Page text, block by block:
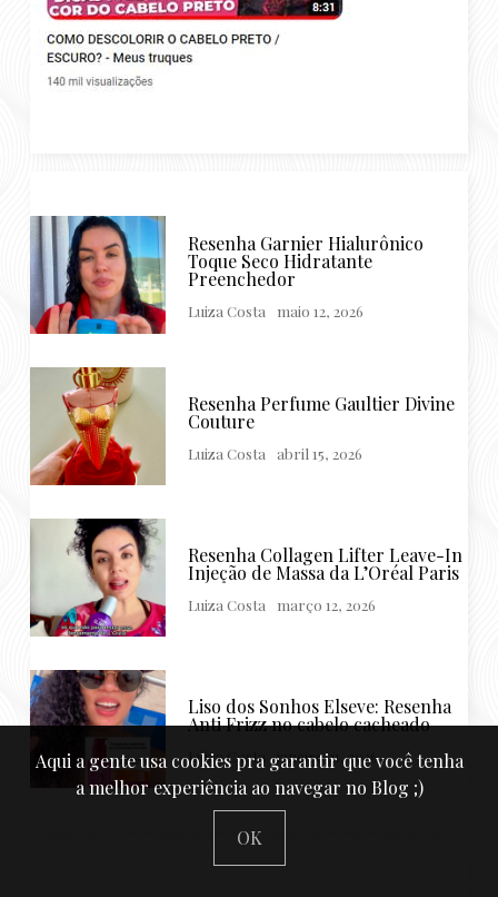
Resenha Garnier Hialurônico
Toque Seco Hidratante
Preenchedor
Luiza Costa maio 12, 2026
Resenha Perfume Gaultier Divine
Couture
Luiza Costa abril 15, 2026
Resenha Collagen Lifter Leave-In
Injeção de Massa da L’Oréal Paris
Luiza Costa março 12, 2026
Liso dos Sonhos Elseve: Resenha
Anti Frizz no cabelo cacheado
Luiza Costa janeiro 21, 2026
Aqui a gente usa cookies pra garantir que você tenha
a melhor experiência ao navegar no Blog ;)
OK